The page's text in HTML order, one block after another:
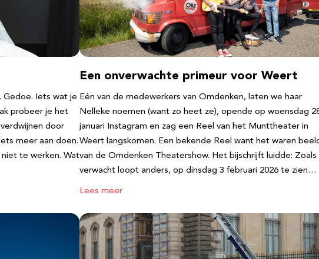
Iets wat je
probeer je het
door
meer aan doen.
niet te werken. Wat
Een onverwachte primeur voor Weert
Eén van de medewerkers van Omdenken, laten we haar
Nelleke noemen (want zo heet ze), opende op woensdag
januari Instagram en zag een Reel van het Munttheater in
Weert langskomen. Een bekende Reel want het waren
van de Omdenken Theatershow. Het bijschrijft luidde: Zoals
verwacht loopt anders, op dinsdag 3 februari 2026 te zien…
Lees meer